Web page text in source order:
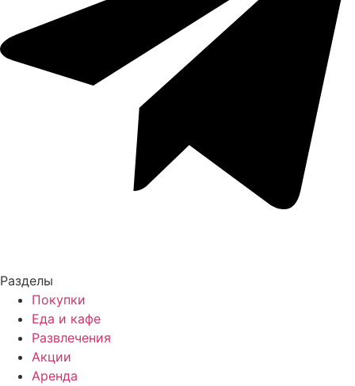
Разделы
Покупки
Еда и кафе
Развлечения
Акции
Аренда